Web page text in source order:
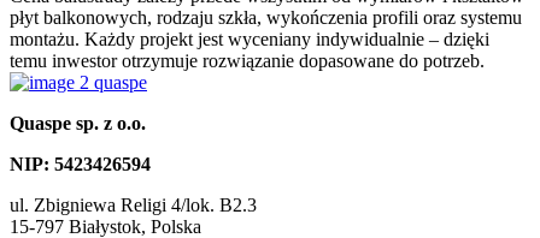
płyt balkonowych, rodzaju szkła, wykończenia profili oraz systemu
montażu. Każdy projekt jest wyceniany indywidualnie – dzięki
temu inwestor otrzymuje rozwiązanie dopasowane do potrzeb.
Quaspe sp. z o.o.
NIP: 5423​4265​94
ul. Zbigniewa Religi 4/lok. B2.3
15-797 Białystok, Polska